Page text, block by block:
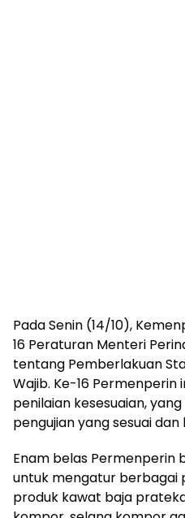
Pada Senin (14/10),
16 Peraturan Menteri
tentang Pemberlakuan
Wajib. Ke-16
penilaian kesesuaian,
pengujian yang sesuai dan
Enam belas
untuk mengatur berbagai
produk kawat baja